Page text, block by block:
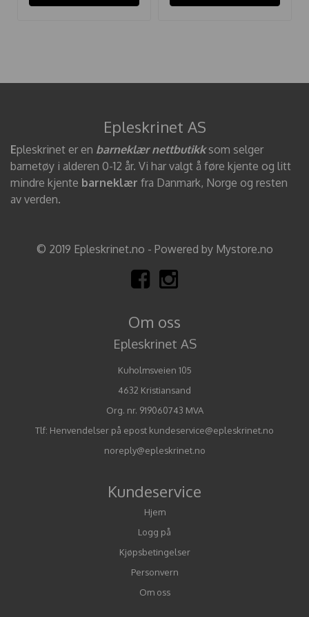
Epleskrinet AS
Epleskrinet er en barneklær nettbutikksom selger
barnetøy i alderen 0-12 år. Vi har valgt å føre kjente og litt
mindre kjente barneklær fra Danmark, Norge og resten
av verden.
© 2019 Epleskrinet.no - Powered by Mystore.no
Om oss
Epleskrinet AS
Kuholmsveien 105
4632 Kristiansand
Org. nr. 919060743 MVA
Tlf: Henvendelser på epost kundeservice@epleskrinet.no
noreply@epleskrinet.no
Kundeservice
Hjem
Logg på
Kjøpsbetingelser
Personvern
Om oss